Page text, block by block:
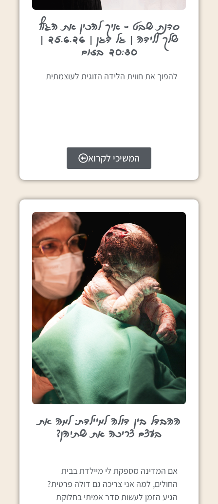
סדנת שבט – איך להכין את הגוף
שלך ללידה | גל דגן | 25.6.26 |
20:30 בזום
להפוך את חווית הלידה הזוגית לעוצמתית
המשיכי לקרוא
ההבדל בין דולה למיילדת: למה את
בעצם צריכה את שתיהן?
אם המדינה מספקת לי מיילדת בבית
החולים, למה אני צריכה גם דולה פרטית?
הגיע הזמן לעשות סדר אמיתי בחלוקת